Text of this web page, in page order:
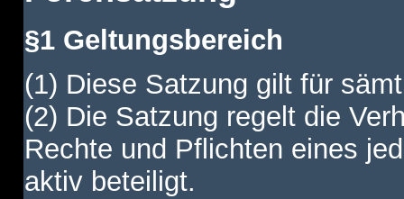
§1 Geltungsbereich
(1) Diese Satzung gilt für
(2) Die Satzung regelt die
Rechte und Pflichten eines
aktiv beteiligt.